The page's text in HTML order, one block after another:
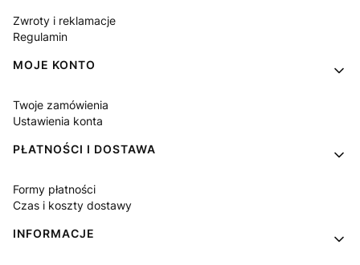
Zwroty i reklamacje
Regulamin
MOJE KONTO
Twoje zamówienia
Ustawienia konta
PŁATNOŚCI I DOSTAWA
Formy płatności
Czas i koszty dostawy
INFORMACJE